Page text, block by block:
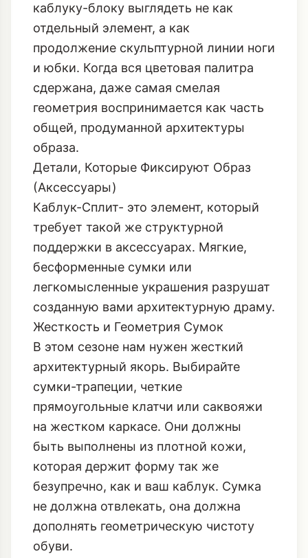
каблуку-блоку выглядеть не как
отдельный элемент, а как
продолжение скульптурной линии ноги
и юбки. Когда вся цветовая палитра
сдержана, даже самая смелая
геометрия воспринимается как часть
общей, продуманной архитектуры
образа.
Детали, Которые Фиксируют Образ
(Аксессуары)
Каблук-Сплит- это элемент, который
требует такой же структурной
поддержки в аксессуарах. Мягкие,
бесформенные сумки или
легкомысленные украшения разрушат
созданную вами архитектурную драму.
Жесткость и Геометрия Сумок
В этом сезоне нам нужен жесткий
архитектурный якорь. Выбирайте
сумки-трапеции, четкие
прямоугольные клатчи или саквояжи
на жестком каркасе. Они должны
быть выполнены из плотной кожи,
которая держит форму так же
безупречно, как и ваш каблук. Сумка
не должна отвлекать, она должна
дополнять геометрическую чистоту
обуви.